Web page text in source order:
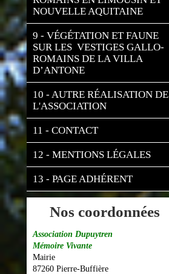
NOUVELLE AQUITAINE
9 - VÉGÉTATION ET FAUNE
SUR LES  VESTIGES GALLO-
ROMAINS DE LA VILLA
D’ANTONE
10 - AUTRE RÉALISATION DE
L'ASSOCIATION
11 - CONTACT
12 - MENTIONS LÉGALES
13 - PAGE ADHÉRENT
Nos coordonnées
Association Dupuytren
Mémoire Vivante
Mairie
87260 Pierre-Buffière